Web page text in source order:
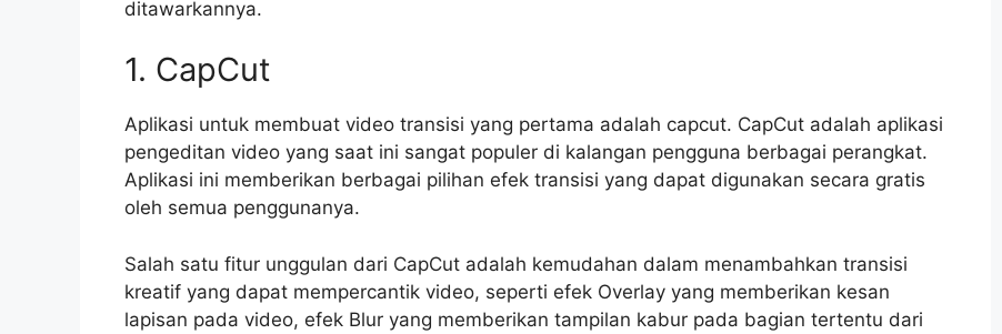
ditawarkannya.
1. CapCut
Aplikasi untuk membuat video transisi yang pertama adalah capcut. CapCut adalah aplikasi
pengeditan video yang saat ini sangat populer di kalangan pengguna berbagai perangkat.
Aplikasi ini memberikan berbagai pilihan efek transisi yang dapat digunakan secara gratis
oleh semua penggunanya.
Salah satu fitur unggulan dari CapCut adalah kemudahan dalam menambahkan transisi
kreatif yang dapat mempercantik video, seperti efek Overlay yang memberikan kesan
lapisan pada video, efek Blur yang memberikan tampilan kabur pada bagian tertentu dari